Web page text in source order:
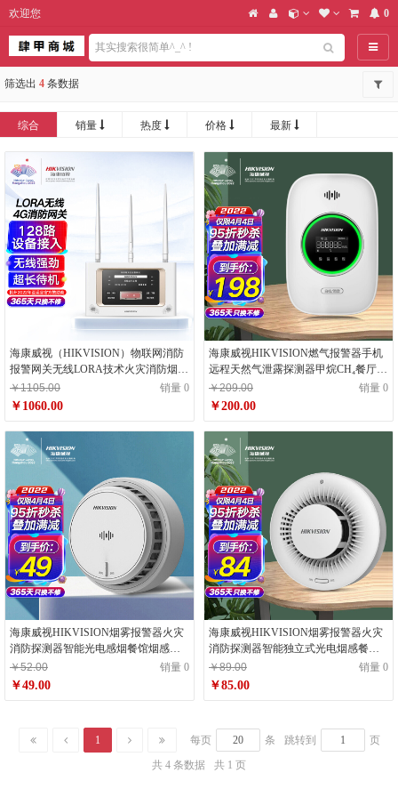
欢迎您 0
导航
筛选出 4 条数据
综合 销量 热度 价格 最新
海康威视（HIKVISION）物联网消防
报警网关无线LORA技术火灾消防烟雾
报警系统控制器NP-G2(4G)(有线+4G
版)
￥1105.00 销量 0
￥1060.00
海康威视HIKVISION燃气报警器手机
远程天然气泄露探测器甲烷CH₄餐厅厨
房可过消防检查3C认证JT-Q1T-WI
￥209.00 销量 0
￥200.00
海康威视HIKVISION烟雾报警器火灾
消防探测器智能光电感烟餐馆烟感器
厨房火警探测器商用3c认证NP-Y2
￥52.00 销量 0
￥49.00
海康威视HIKVISION烟雾报警器火灾
消防探测器智能独立式光电烟感餐馆
厨房火警探测器商用3c认证NP-Y1
￥89.00 销量 0
￥85.00
1 每页 条 跳转到
页
共 4 条数据
共 1 页